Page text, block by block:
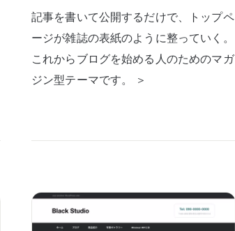
記事を書いて公開するだけで、トップペ
ージが雑誌の表紙のように整っていく。
これからブログを始める人のためのマガ
ジン型テーマです。 ＞